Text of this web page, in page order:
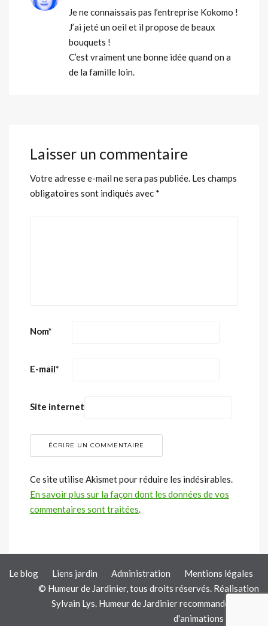
Je ne connaissais pas l’entreprise Kokomo !
J’ai jeté un oeil et il propose de beaux
bouquets !
C’est vraiment une bonne idée quand on a
de la famille loin.
Laisser un commentaire
Votre adresse e-mail ne sera pas publiée. Les champs
obligatoires sont indiqués avec *
Nom*
E-mail*
Site internet
Ce site utilise Akismet pour réduire les indésirables.
En savoir plus sur la façon dont les données de vos
commentaires sont traitées.
Le blog Liens jardin Administration
Mentions légales
© Humeur de Jardinier, tous droits réservés. Réalisation
Sylvain Lys. Humeur de Jardinier recommande les
d'animations TOTEM